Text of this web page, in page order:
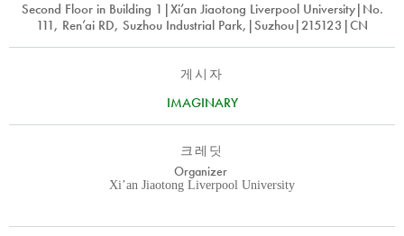
나머지 보기...
Second Floor in Building 1|Xi’an Jiaotong Liverpool University|No.
111, Ren’ai RD, Suzhou Industrial Park,|Suzhou|215123|CN
게시자
IMAGINARY
크레딧
Organizer
Xi’an Jiaotong Liverpool University